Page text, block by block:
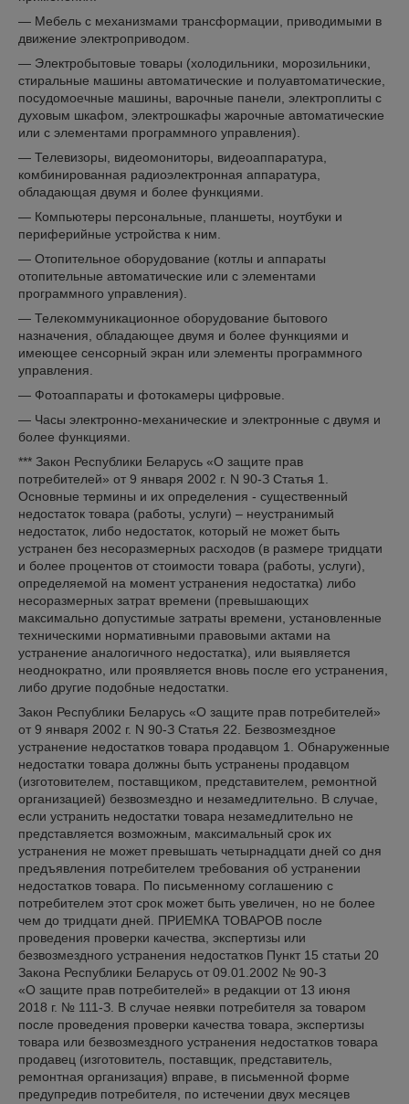
— Мебель с механизмами трансформации, приводимыми в
движение электроприводом.
— Электробытовые товары (холодильники, морозильники,
стиральные машины автоматические и полуавтоматические,
посудомоечные машины, варочные панели, электроплиты с
духовым шкафом, электрошкафы жарочные автоматические
или с элементами программного управления).
— Телевизоры, видеомониторы, видеоаппаратура,
комбинированная радиоэлектронная аппаратура,
обладающая двумя и более функциями.
— Компьютеры персональные, планшеты, ноутбуки и
периферийные устройства к ним.
— Отопительное оборудование (котлы и аппараты
отопительные автоматические или с элементами
программного управления).
— Телекоммуникационное оборудование бытового
назначения, обладающее двумя и более функциями и
имеющее сенсорный экран или элементы программного
управления.
— Фотоаппараты и фотокамеры цифровые.
— Часы электронно-механические и электронные с двумя и
более функциями.
*** Закон Республики Беларусь «О защите прав
потребителей» от 9 января 2002 г. N 90-З Статья 1.
Основные термины и их определения - существенный
недостаток товара (работы, услуги) – неустранимый
недостаток, либо недостаток, который не может быть
устранен без несоразмерных расходов (в размере тридцати
и более процентов от стоимости товара (работы, услуги),
определяемой на момент устранения недостатка) либо
несоразмерных затрат времени (превышающих
максимально допустимые затраты времени, установленные
техническими нормативными правовыми актами на
устранение аналогичного недостатка), или выявляется
неоднократно, или проявляется вновь после его устранения,
либо другие подобные недостатки.
Закон Республики Беларусь «О защите прав потребителей»
от 9 января 2002 г. N 90-З Статья 22. Безвозмездное
устранение недостатков товара продавцом 1. Обнаруженные
недостатки товара должны быть устранены продавцом
(изготовителем, поставщиком, представителем, ремонтной
организацией) безвозмездно и незамедлительно. В случае,
если устранить недостатки товара незамедлительно не
представляется возможным, максимальный срок их
устранения не может превышать четырнадцати дней со дня
предъявления потребителем требования об устранении
недостатков товара. По письменному соглашению с
потребителем этот срок может быть увеличен, но не более
чем до тридцати дней. ПРИЕМКА ТОВАРОВ после
проведения проверки качества, экспертизы или
безвозмездного устранения недостатков Пункт 15 статьи 20
Закона Республики Беларусь от 09.01.2002 № 90-З
«О защите прав потребителей» в редакции от 13 июня
2018 г. № 111-З. В случае неявки потребителя за товаром
после проведения проверки качества товара, экспертизы
товара или безвозмездного устранения недостатков товара
продавец (изготовитель, поставщик, представитель,
ремонтная организация) вправе, в письменной форме
предупредив потребителя, по истечении двух месяцев